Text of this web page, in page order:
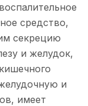
средство,
секрецию
и желудок,
и
имеет